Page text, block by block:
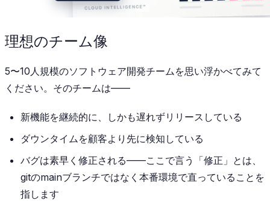
理想のチーム像
5〜10人規模のソフトウェア開発チームを思い浮かべてみて
ください。そのチームは——
新機能を継続的に、しかも遅れずリリースしている
ダウンタイムを顧客より先に検知している
バグは素早く修正される——ここで言う「修正」とは、
gitのmainブランチではなく本番環境で直っていることを
指します